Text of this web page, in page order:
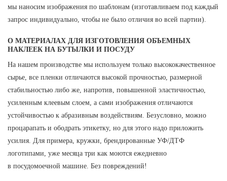
мы наносим изображения по шаблонам (изготавливаем под каждый
запрос индивидуально, чтобы не было отличия во всей партии).
О МАТЕРИАЛАХ ДЛЯ ИЗГОТОВЛЕНИЯ ОБЪЕМНЫХ
НАКЛЕЕК НА БУТЫЛКИ И ПОСУДУ
На нашем производстве мы используем только высококачественное
сырье, все пленки отличаются высокой прочностью, размерной
стабильностью либо же, напротив, повышенной эластичностью,
усиленным клеевым слоем, а сами изображения отличаются
устойчивостью к абразивным воздействиям. Безусловно, можно
процарапать и ободрать этикетку, но для этого надо приложить
усилия. Для примера, кружки, брендированные УФ/ДТФ
логотипами, уже месяца три как моются ежедневно
в посудомоечной машине. Без повреждений!